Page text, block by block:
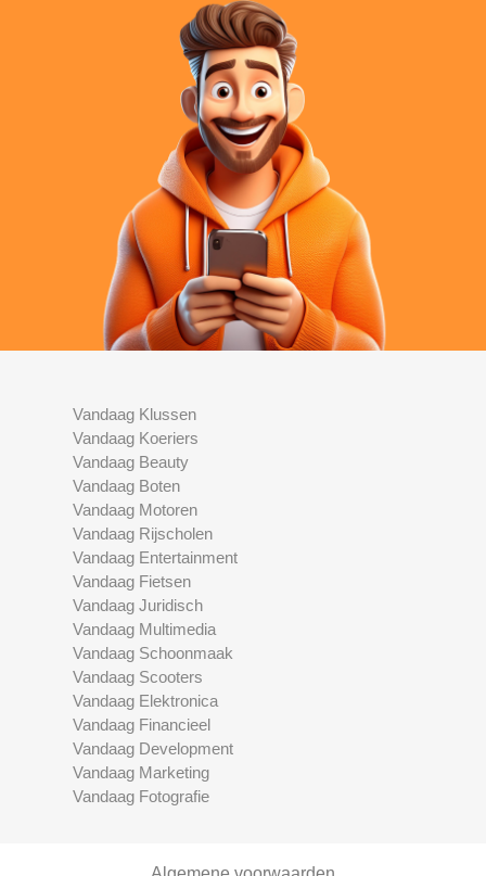
Vandaag Klussen
Vandaag Koeriers
Vandaag Beauty
Vandaag Boten
Vandaag Motoren
Vandaag Rijscholen
Vandaag Entertainment
Vandaag Fietsen
Vandaag Juridisch
Vandaag Multimedia
Vandaag Schoonmaak
Vandaag Scooters
Vandaag Elektronica
Vandaag Financieel
Vandaag Development
Vandaag Marketing
Vandaag Fotografie